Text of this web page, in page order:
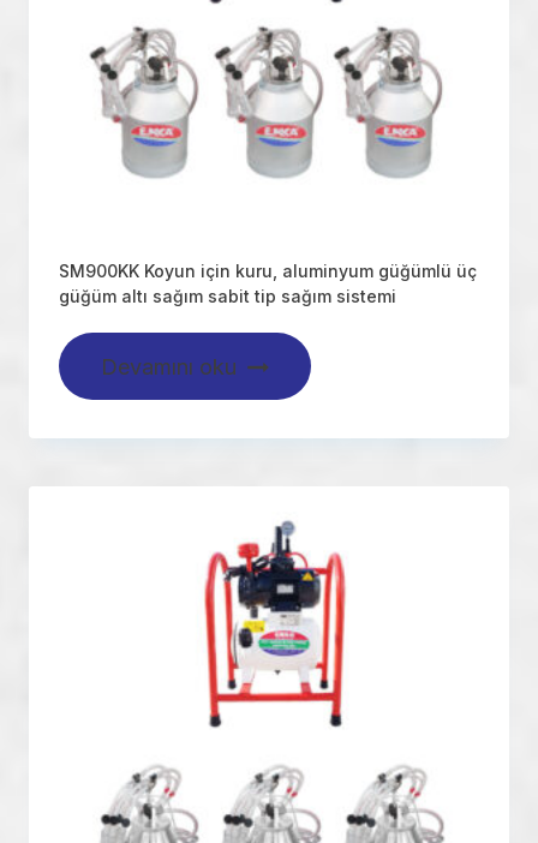
SM900KK Koyun için kuru, aluminyum güğümlü üç
güğüm altı sağım sabit tip sağım sistemi
Devamını oku